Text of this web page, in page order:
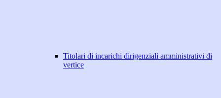
Titolari di incarichi dirigenziali amministrativi di
vertice